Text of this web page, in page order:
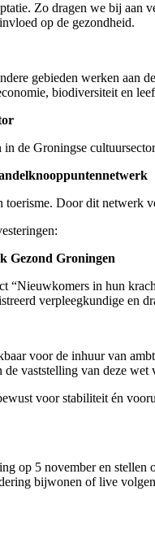
Zo dragen we bij aan
op de gezondheid.
gebieden werken aan
biodiversiteit en
de Groningse
toerisme. Door dit
Gezond Groningen
“Nieuwkomers in hun
verpleegkundige en
voor de inhuur van
vaststelling van deze wet
voor stabiliteit én
op 5 november en
bijwonen of live